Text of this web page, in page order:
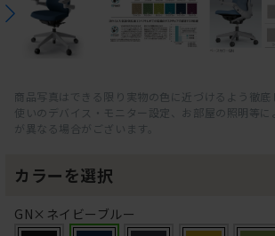
商品写真はできる限り実物の色に近づけるよう徹底
使いのデバイス・モニター設定、お部屋の照明等
が異なる場合がございます。
カラーを選択
GN×ネイビーブルー